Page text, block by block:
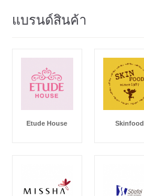
แบรนด์สินค้า
Etude House Skinfood